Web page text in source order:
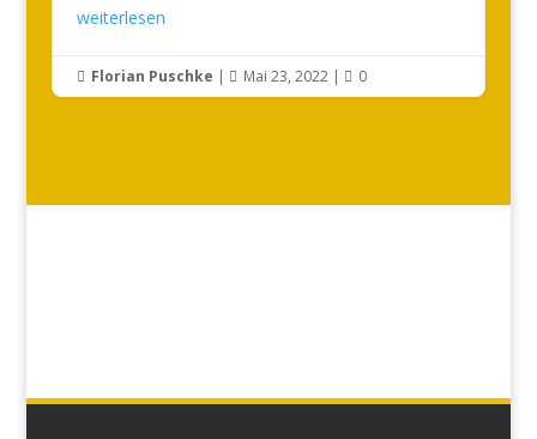
weiterlesen
 Florian Puschke |  Mai 23, 2022|  0